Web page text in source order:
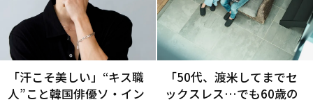
「汗こそ美しい」“キス職
人”こと韓国俳優ソ・イン
「50代、渡米してまでセ
ックスレス…でも60歳の